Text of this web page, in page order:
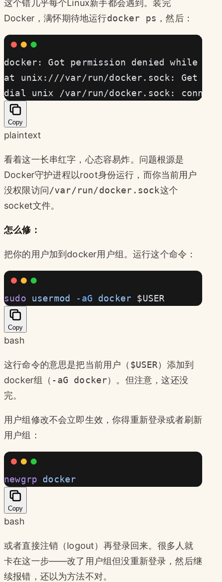
这个错几乎每个Linux新手都会遇到。装完
Docker，满怀期待地运行docker ps ，然后：
docker: Got permission denied while
at unix:///var/run/docker.sock: Get
dial unix /var/run/docker.sock:
Copy
plaintext
看着这一长串红字，心态容易炸。问题根源是
Docker守护进程以root身份运行，而你当前用户
没权限访问/var/run/docker.sock这个
socket文件。
怎么修：
把你的用户加到docker用户组。运行这个命令：
sudo usermod -aG docker $USER
Copy
bash
这行命令的意思是把当前用户（ $USER）添加到
docker组（ -aG docker）。但注意，这还没
完。
用户组修改不会立即生效，你得重新登录或者刷新
用户组：
newgrp docker
Copy
bash
或者直接注销（logout）再登录回来。很多人就
卡在这一步——改了用户组但没重新登录，然后继
续报错，还以为方法不对。